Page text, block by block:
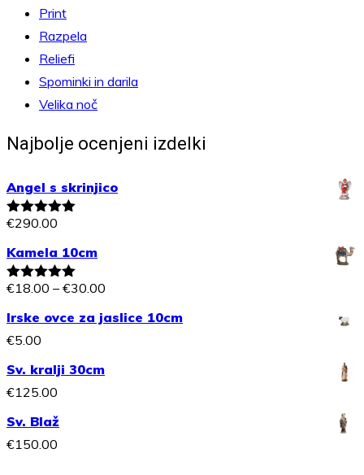
Print
Razpela
Reliefi
Spominki in darila
Velika noč
Najbolje ocenjeni izdelki
Angel s skrinjico
Ocenjeno
€290.00
Kamela 10cm
Ocenjeno
€18.00 – €30.00
razpon:
Irske ovce za jaslice 10cm
€5.00
Sv. kralji 30cm
€125.00
Sv. Blaž
€150.00